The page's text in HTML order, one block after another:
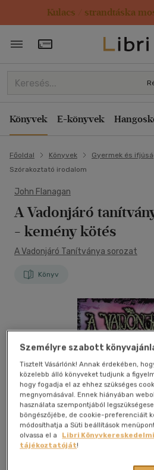
Kulacs / strandtáska
Törzsvásárlói Kártya
Könyvek E-könyvek
Főoldal Könyvek Gyermek és
Szórakoztató irodalom
John Flanagan
A Vadonjáró
- kemény kötés
A Vadonjáró Tanítványa sorozat
Könyv
Személyre szabott
Tisztelt Vásárlónk! Annak érdekében,
közelebb álló könyveket tudjunk a
hogy fogadja el az ehhez szükséges
megnyomásával. Ennek hiányában
használata szempontjából
böngészőjébe, de cookie-preferenciáit
módosíthatja a Süti beállítások
olvassa el a
Libri
tájékoztatóját!